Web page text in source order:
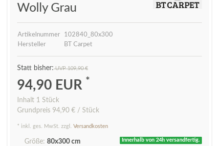
Wolly Grau
Artikelnummer
102840_80x300
Hersteller
BT Carpet
UVP 109,90 €
94,90 EUR *
Inhalt 1 Stück
Grundpreis 94,90 € / Stück
* inkl. ges. MwSt. zzgl. Versandkosten
Innerhalb von 24h versandfertig.
Größe: 80x300 cm